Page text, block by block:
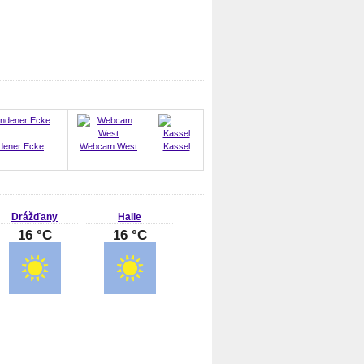
Ecke
Webcam West Kassel
Drážďany
16 °C
Halle
16 °C